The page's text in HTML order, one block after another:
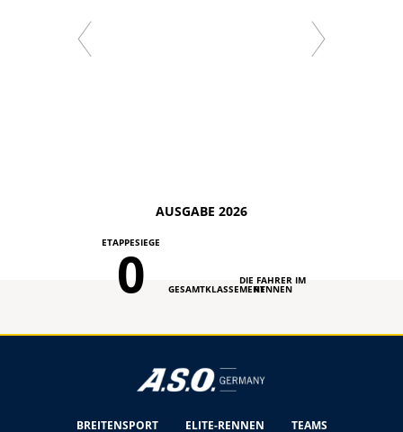
AUSGABE 2026
ETAPPESIEGE
0 GESAMTKLASSEMENT
DIE FAHRER IM
RENNEN
BREITENSPORT ELITE-RENNEN TEAMS